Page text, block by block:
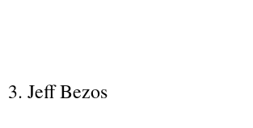
3. Jeff Bezos